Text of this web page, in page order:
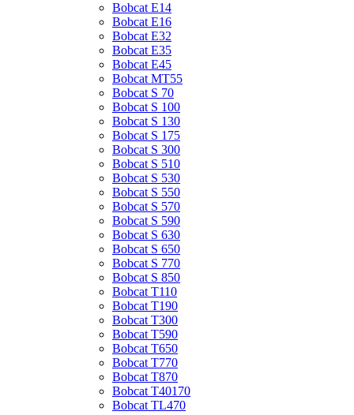
Bobcat E14
Bobcat E16
Bobcat E32
Bobcat E35
Bobcat E45
Bobcat MT55
Bobcat S 70
Bobcat S 100
Bobcat S 130
Bobcat S 175
Bobcat S 300
Bobcat S 510
Bobcat S 530
Bobcat S 550
Bobcat S 570
Bobcat S 590
Bobcat S 630
Bobcat S 650
Bobcat S 770
Bobcat S 850
Bobcat T110
Bobcat T190
Bobcat T300
Bobcat T590
Bobcat T650
Bobcat T770
Bobcat T870
Bobcat T40170
Bobcat TL470